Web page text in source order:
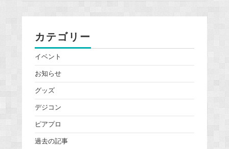
カテゴリー
イベント
お知らせ
グッズ
デジコン
ピアプロ
過去の記事